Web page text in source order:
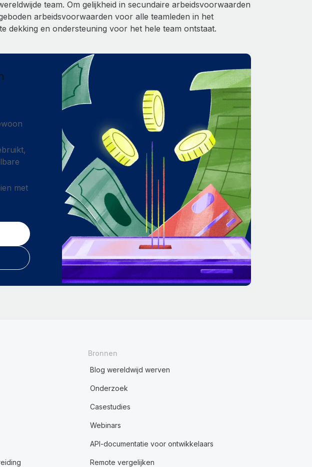
team. Om gelijkheid in secundaire arbeidsvoorwaarden
arbeidsvoorwaarden voor alle teamleden in het
dekking en ondersteuning voor het hele team ontstaat.
met
Bronnen
Blog wereldwijd werven
Onderzoek
Casestudies
Webinars
API-documentatie voor ontwikkelaars
Remote vergelijken